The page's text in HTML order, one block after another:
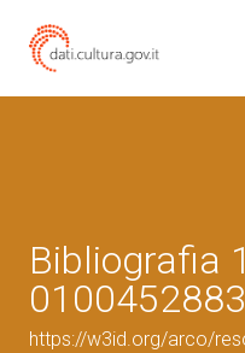
Bibliografia
0100452883
https://w3id.org/arco/